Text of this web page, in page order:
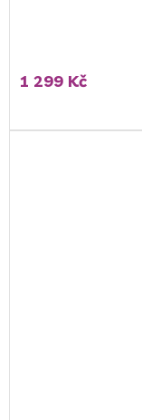
1 299 Kč